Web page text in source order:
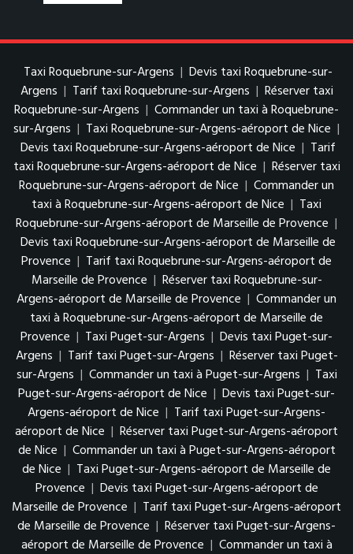
Taxi Roquebrune-sur-Argens | Devis taxi Roquebrune-sur-
Argens | Tarif taxi Roquebrune-sur-Argens | Réserver taxi
Roquebrune-sur-Argens | Commander un taxi à Roquebrune-
sur-Argens | Taxi Roquebrune-sur-Argens-aéroport de Nice |
Devis taxi Roquebrune-sur-Argens-aéroport de Nice | Tarif
taxi Roquebrune-sur-Argens-aéroport de Nice | Réserver taxi
Roquebrune-sur-Argens-aéroport de Nice | Commander un
taxi à Roquebrune-sur-Argens-aéroport de Nice | Taxi
Roquebrune-sur-Argens-aéroport de Marseille de Provence |
Devis taxi Roquebrune-sur-Argens-aéroport de Marseille de
Provence | Tarif taxi Roquebrune-sur-Argens-aéroport de
Marseille de Provence | Réserver taxi Roquebrune-sur-
Argens-aéroport de Marseille de Provence | Commander un
taxi à Roquebrune-sur-Argens-aéroport de Marseille de
Provence | Taxi Puget-sur-Argens | Devis taxi Puget-sur-
Argens | Tarif taxi Puget-sur-Argens | Réserver taxi Puget-
sur-Argens | Commander un taxi à Puget-sur-Argens | Taxi
Puget-sur-Argens-aéroport de Nice | Devis taxi Puget-sur-
Argens-aéroport de Nice | Tarif taxi Puget-sur-Argens-
aéroport de Nice | Réserver taxi Puget-sur-Argens-aéroport
de Nice | Commander un taxi à Puget-sur-Argens-aéroport
de Nice | Taxi Puget-sur-Argens-aéroport de Marseille de
Provence | Devis taxi Puget-sur-Argens-aéroport de
Marseille de Provence | Tarif taxi Puget-sur-Argens-aéroport
de Marseille de Provence | Réserver taxi Puget-sur-Argens-
aéroport de Marseille de Provence | Commander un taxi à